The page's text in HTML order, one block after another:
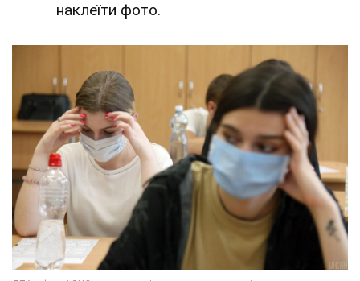
наклеїти фото.